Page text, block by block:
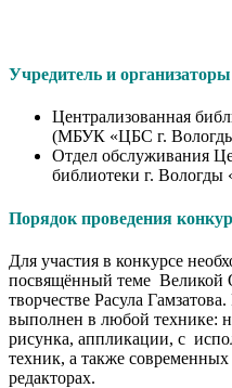
Учредитель и
Централизованная
(МБУК «ЦБС г.
Отдел обслуживания
библиотеки г.
Порядок проведения
Для участия в конкурсе
посвящённый теме Великой
творчестве Расула
выполнен в любой технике:
рисунка, аппликации, с
техник, а также
редакторах.